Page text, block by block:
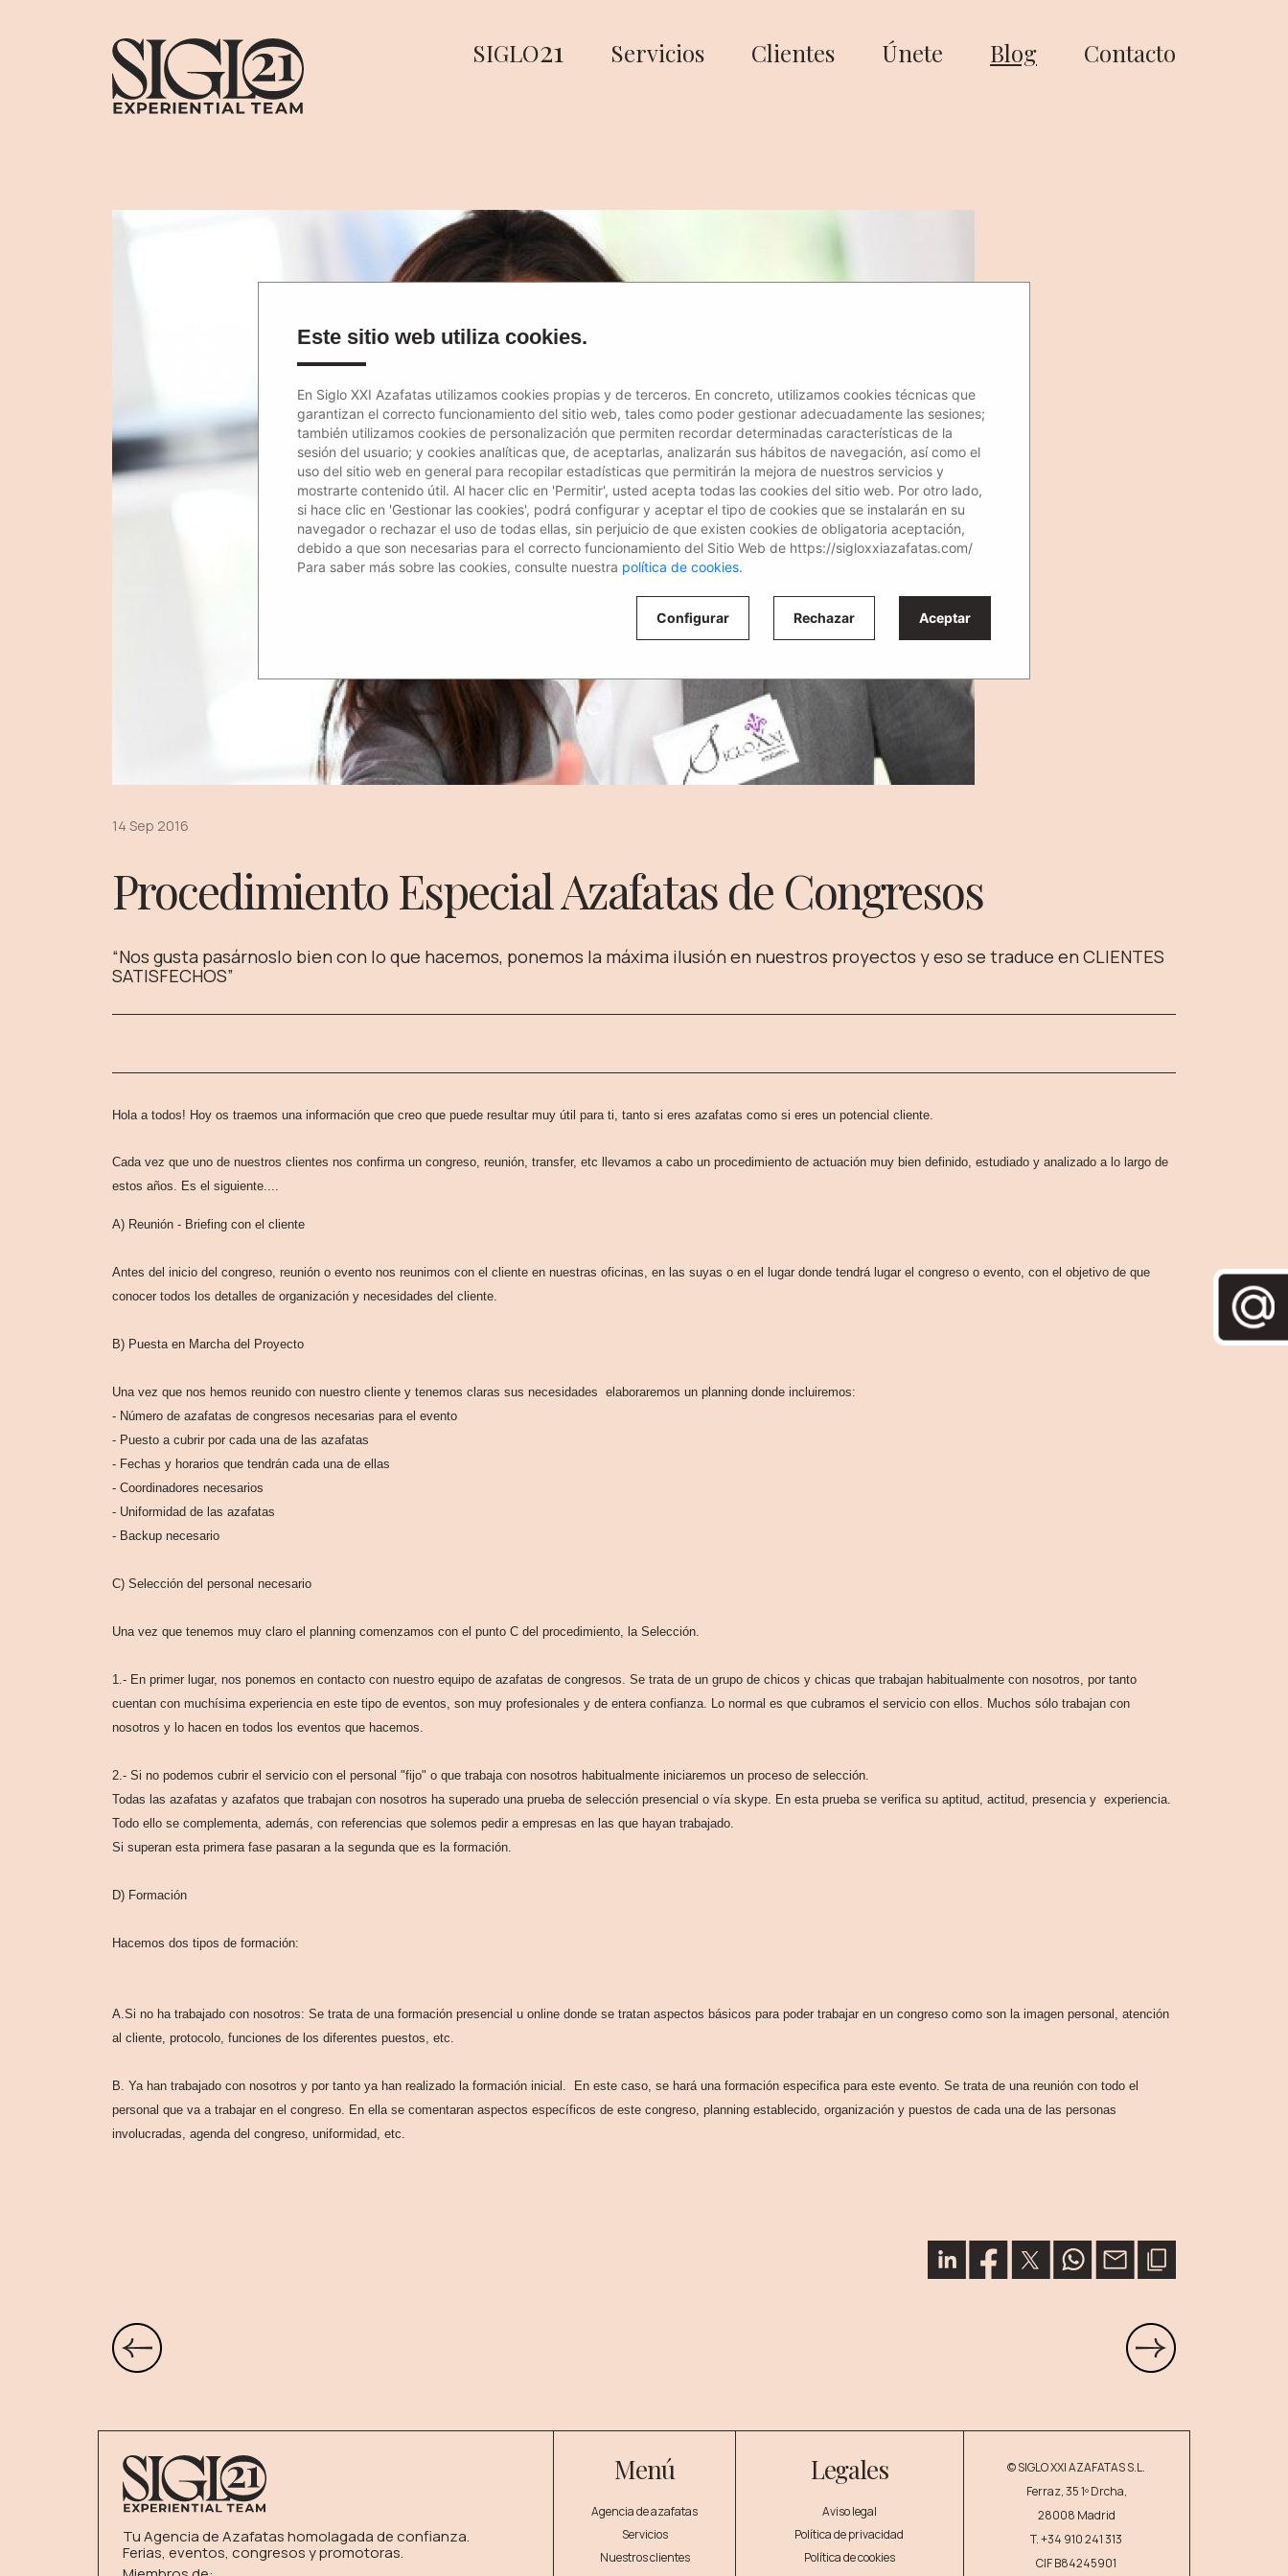
SIGLO21 Servicios Clientes Únete Blog Contacto
14 Sep 2016
Procedimiento Especial Azafatas de Congresos
“Nos gusta pasárnoslo bien con lo que hacemos, ponemos la máxima ilusión en nuestros proyectos y eso se traduce en CLIENTES
SATISFECHOS”
Hola a todos! Hoy os traemos una información que creo que puede resultar muy útil para ti, tanto si eres azafatas como si eres un potencial cliente.
Cada vez que uno de nuestros clientes nos confirma un congreso, reunión, transfer, etc llevamos a cabo un procedimiento de actuación muy bien definido, estudiado y analizado a lo largo de
estos años. Es el siguiente....
A) Reunión - Briefing con el cliente
Antes del inicio del congreso, reunión o evento nos reunimos con el cliente en nuestras oficinas, en las suyas o en el lugar donde tendrá lugar el congreso o evento, con el objetivo de que
conocer todos los detalles de organización y necesidades del cliente.
B) Puesta en Marcha del Proyecto
Una vez que nos hemos reunido con nuestro cliente y tenemos claras sus necesidades elaboraremos un planning donde incluiremos:
- Número de azafatas de congresos necesarias para el evento
- Puesto a cubrir por cada una de las azafatas
- Fechas y horarios que tendrán cada una de ellas
- Coordinadores necesarios
- Uniformidad de las azafatas
- Backup necesario
C) Selección del personal necesario
Una vez que tenemos muy claro el planning comenzamos con el punto C del procedimiento, la Selección.
1.- En primer lugar, nos ponemos en contacto con nuestro equipo de azafatas de congresos. Se trata de un grupo de chicos y chicas que trabajan habitualmente con nosotros, por tanto
cuentan con muchísima experiencia en este tipo de eventos, son muy profesionales y de entera confianza. Lo normal es que cubramos el servicio con ellos. Muchos sólo trabajan con
nosotros y lo hacen en todos los eventos que hacemos.
2.- Si no podemos cubrir el servicio con el personal "fijo" o que trabaja con nosotros habitualmente iniciaremos un proceso de selección.
Todas las azafatas y azafatos que trabajan con nosotros ha superado una prueba de selección presencial o vía skype. En esta prueba se verifica su aptitud, actitud, presencia y experiencia.
Todo ello se complementa, además, con referencias que solemos pedir a empresas en las que hayan trabajado.
Si superan esta primera fase pasaran a la segunda que es la formación.
D) Formación
Hacemos dos tipos de formación:
A.Si no ha trabajado con nosotros: Se trata de una formación presencial u online donde se tratan aspectos básicos para poder trabajar en un congreso como son la imagen personal, atención
al cliente, protocolo, funciones de los diferentes puestos, etc.
B. Ya han trabajado con nosotros y por tanto ya han realizado la formación inicial. En este caso, se hará una formación especifica para este evento. Se trata de una reunión con todo el
personal que va a trabajar en el congreso. En ella se comentaran aspectos específicos de este congreso, planning establecido, organización y puestos de cada una de las personas
involucradas, agenda del congreso, uniformidad, etc.
Tu Agencia de Azafatas homolagada de confianza.
Ferias, eventos, congresos y promotoras.
Menú
Agencia de azafatas
Servicios
Nuestros clientes
Legales
Aviso legal
Política de privacidad
Política de cookies
© SIGLO XXI AZAFATAS S.L.
Ferraz, 35 1º Drcha,
28008 Madrid
T.+34 910 241 313
CIF B84245901
Este sitio web utiliza cookies.
En Siglo XXI Azafatas utilizamos cookies propias y de terceros. En concreto, utilizamos cookies técnicas que
garantizan el correcto funcionamiento del sitio web, tales como poder gestionar adecuadamente las sesiones;
también utilizamos cookies de personalización que permiten recordar determinadas características de la
sesión del usuario; y cookies analíticas que, de aceptarlas, analizarán sus hábitos de navegación, así como el
uso del sitio web en general para recopilar estadísticas que permitirán la mejora de nuestros servicios y
mostrarte contenido útil. Al hacer clic en 'Permitir', usted acepta todas las cookies del sitio web. Por otro lado,
si hace clic en 'Gestionar las cookies', podrá configurar y aceptar el tipo de cookies que se instalarán en su
navegador o rechazar el uso de todas ellas, sin perjuicio de que existen cookies de obligatoria aceptación,
debido a que son necesarias para el correcto funcionamiento del Sitio Web de https://sigloxxiazafatas.com/
Para saber más sobre las cookies, consulte nuestra política de cookies.
Configurar Rechazar Aceptar